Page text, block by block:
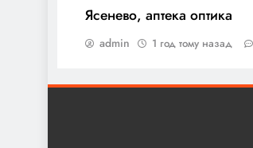
Ясенево, аптека оптика
admin 1 год тому назад